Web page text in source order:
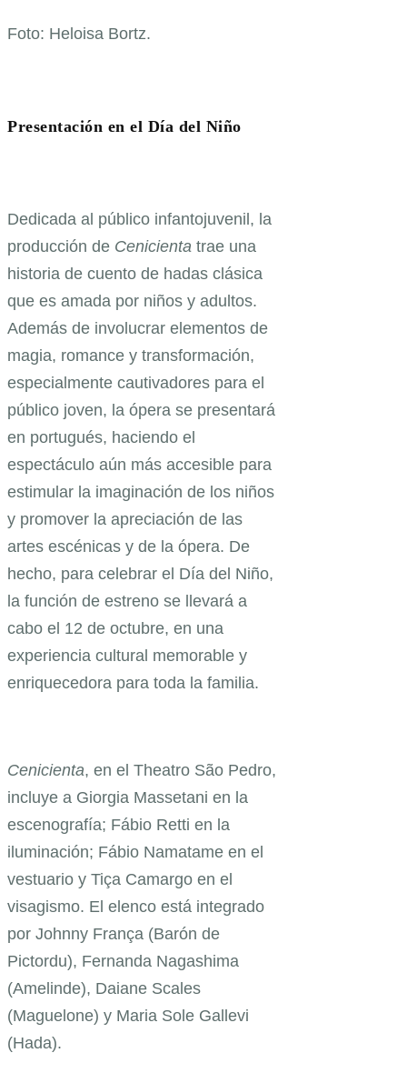
Foto: Heloisa Bortz.
Presentación en el Día del Niño
Dedicada al público infantojuvenil, la
producción de Cenicienta trae una
historia de cuento de hadas clásica
que es amada por niños y adultos.
Además de involucrar elementos de
magia, romance y transformación,
especialmente cautivadores para el
público joven, la ópera se presentará
en portugués, haciendo el
espectáculo aún más accesible para
estimular la imaginación de los niños
y promover la apreciación de las
artes escénicas y de la ópera. De
hecho, para celebrar el Día del Niño,
la función de estreno se llevará a
cabo el 12 de octubre, en una
experiencia cultural memorable y
enriquecedora para toda la familia.
Cenicienta, en el Theatro São Pedro,
incluye a Giorgia Massetani en la
escenografía; Fábio Retti en la
iluminación; Fábio Namatame en el
vestuario y Tiça Camargo en el
visagismo. El elenco está integrado
por Johnny França (Barón de
Pictordu), Fernanda Nagashima
(Amelinde), Daiane Scales
(Maguelone) y Maria Sole Gallevi
(Hada).